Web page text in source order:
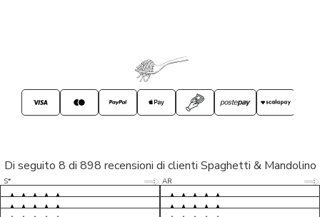
Di seguito 8 di 898 recensioni di clienti Spaghetti & Mandolino
S* 5/5
LP 5/5
M* 5/5
AR 5/5
D* 5/5
S* 5/5